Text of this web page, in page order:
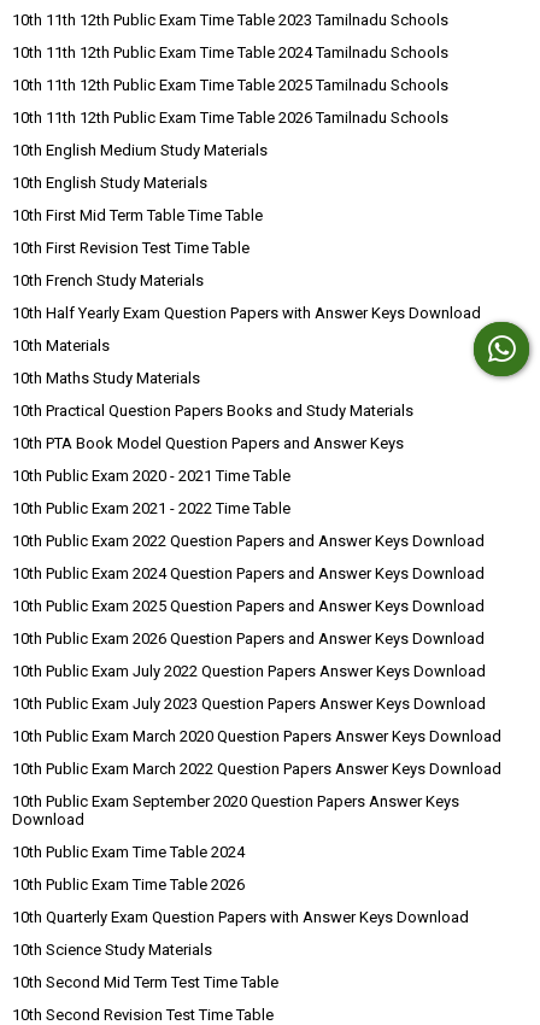
10th 11th 12th Public Exam Time Table 2023 Tamilnadu Schools
10th 11th 12th Public Exam Time Table 2024 Tamilnadu Schools
10th 11th 12th Public Exam Time Table 2025 Tamilnadu Schools
10th 11th 12th Public Exam Time Table 2026 Tamilnadu Schools
10th English Medium Study Materials
10th English Study Materials
10th First Mid Term Table Time Table
10th First Revision Test Time Table
10th French Study Materials
10th Half Yearly Exam Question Papers with Answer Keys Download
10th Materials
10th Maths Study Materials
10th Practical Question Papers Books and Study Materials
10th PTA Book Model Question Papers and Answer Keys
10th Public Exam 2020 - 2021 Time Table
10th Public Exam 2021 - 2022 Time Table
10th Public Exam 2022 Question Papers and Answer Keys Download
10th Public Exam 2024 Question Papers and Answer Keys Download
10th Public Exam 2025 Question Papers and Answer Keys Download
10th Public Exam 2026 Question Papers and Answer Keys Download
10th Public Exam July 2022 Question Papers Answer Keys Download
10th Public Exam July 2023 Question Papers Answer Keys Download
10th Public Exam March 2020 Question Papers Answer Keys Download
10th Public Exam March 2022 Question Papers Answer Keys Download
10th Public Exam September 2020 Question Papers Answer Keys
Download
10th Public Exam Time Table 2024
10th Public Exam Time Table 2026
10th Quarterly Exam Question Papers with Answer Keys Download
10th Science Study Materials
10th Second Mid Term Test Time Table
10th Second Revision Test Time Table